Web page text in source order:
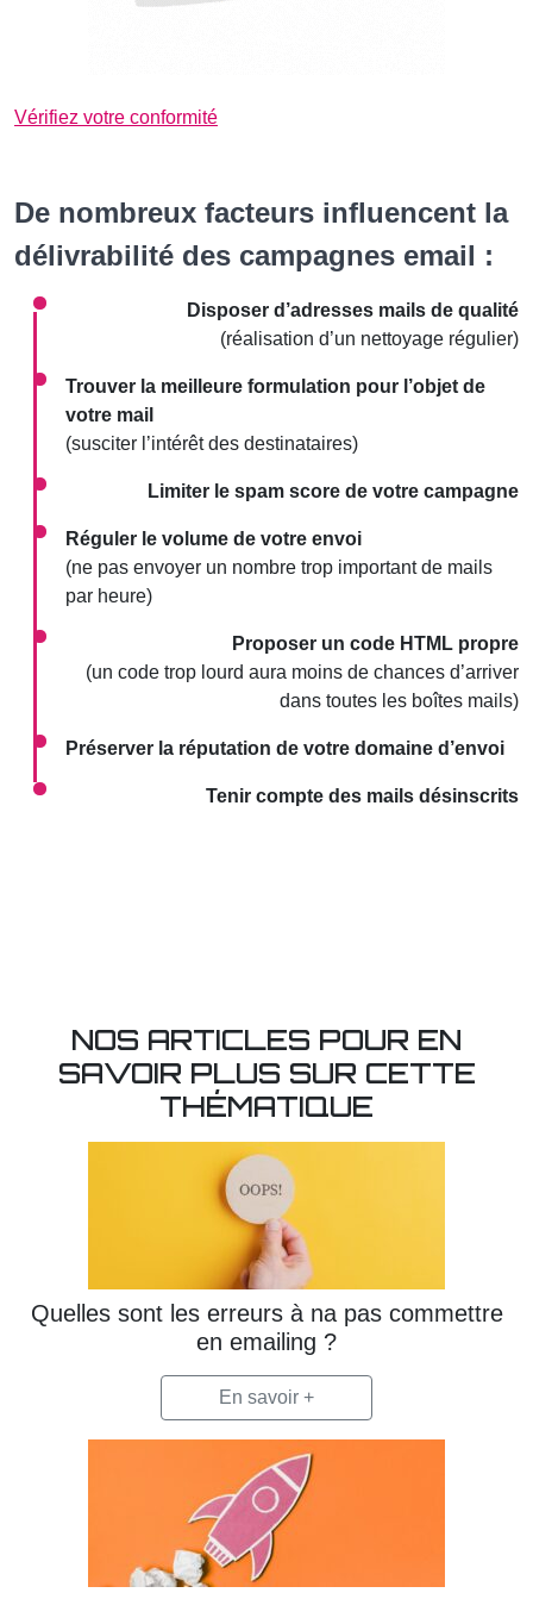
Vérifiez votre conformité
De nombreux facteurs influencent la
délivrabilité des campagnes email :
Disposer d’adresses mails de qualité
(réalisation d’un nettoyage régulier)
Trouver la meilleure formulation pour l’objet de
votre mail
(susciter l’intérêt des destinataires)
Limiter le spam score de votre campagne
Réguler le volume de votre envoi
(ne pas envoyer un nombre trop important de mails
par heure)
Proposer un code HTML propre
(un code trop lourd aura moins de chances d’arriver
dans toutes les boîtes mails)
Préserver la réputation de votre domaine d’envoi
Tenir compte des mails désinscrits
NOS ARTICLES POUR EN
SAVOIR PLUS SUR CETTE
THÉMATIQUE
Quelles sont les erreurs à na pas commettre
en emailing ?
En savoir +